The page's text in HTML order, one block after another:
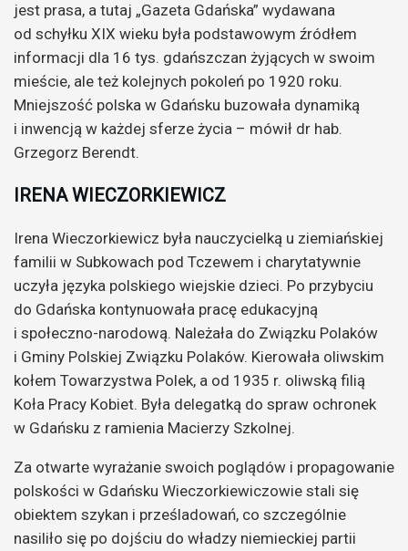
jest prasa, a tutaj „Gazeta Gdańska” wydawana
od schyłku XIX wieku była podstawowym źródłem
informacji dla 16 tys. gdańszczan żyjących w swoim
mieście, ale też kolejnych pokoleń po 1920 roku.
Mniejszość polska w Gdańsku buzowała dynamiką
i inwencją w każdej sferze życia – mówił dr hab.
Grzegorz Berendt.
IRENA WIECZORKIEWICZ
Irena Wieczorkiewicz była nauczycielką u ziemiańskiej
familii w Subkowach pod Tczewem i charytatywnie
uczyła języka polskiego wiejskie dzieci. Po przybyciu
do Gdańska kontynuowała pracę edukacyjną
i społeczno-narodową. Należała do Związku Polaków
i Gminy Polskiej Związku Polaków. Kierowała oliwskim
kołem Towarzystwa Polek, a od 1935 r. oliwską filią
Koła Pracy Kobiet. Była delegatką do spraw ochronek
w Gdańsku z ramienia Macierzy Szkolnej.
Za otwarte wyrażanie swoich poglądów i propagowanie
polskości w Gdańsku Wieczorkiewiczowie stali się
obiektem szykan i prześladowań, co szczególnie
nasiliło się po dojściu do władzy niemieckiej partii